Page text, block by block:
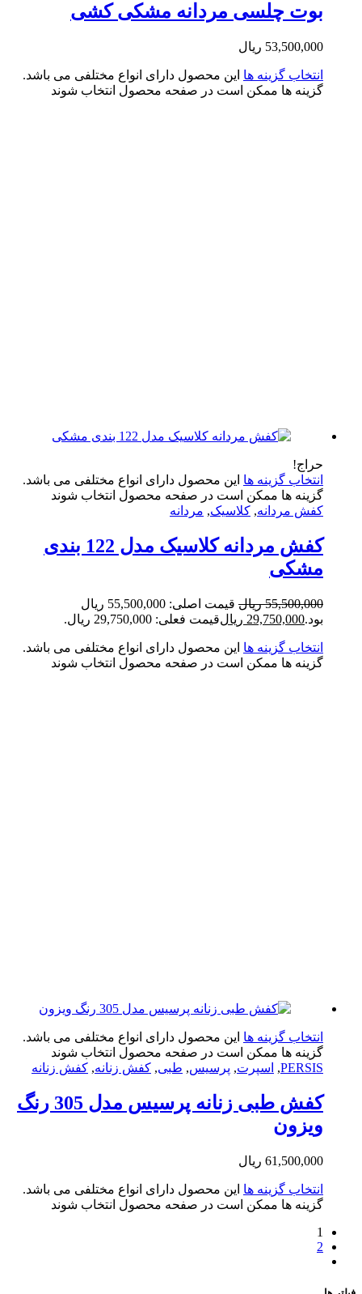
چلسی مردانه مشکی کشی
ریال
گزینه ها این محصول دارای انواع مختلفی می باشد.
ها ممکن است در صفحه محصول انتخاب شوند
گزینه ها این محصول دارای انواع مختلفی می باشد.
ها ممکن است در صفحه محصول انتخاب شوند
مردانه, کلاسیک, مردانه
کفش مردانه کلاسیک مدل 122 بندی
ریال
قیمت اصلی: 55,500,000 ریال
29,750,000 ریالقیمت فعلی: 29,750,000 ریال.
گزینه ها این محصول دارای انواع مختلفی می باشد.
ها ممکن است در صفحه محصول انتخاب شوند
گزینه ها این محصول دارای انواع مختلفی می باشد.
ها ممکن است در صفحه محصول انتخاب شوند
اسپرت,پرسیس, طبی,کفش زنانه,کفش زنانه
کفش طبی زنانه پرسیس مدل 305 رنگ
ریال
گزینه ها این محصول دارای انواع مختلفی می باشد.
ها ممکن است در صفحه محصول انتخاب شوند